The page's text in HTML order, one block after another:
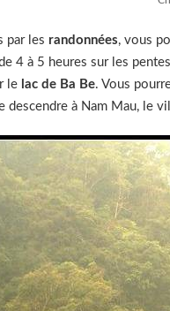
par les randonnées, vous
4 à 5 heures sur les
le lac de Ba Be. Vous
descendre à Nam Mau, le